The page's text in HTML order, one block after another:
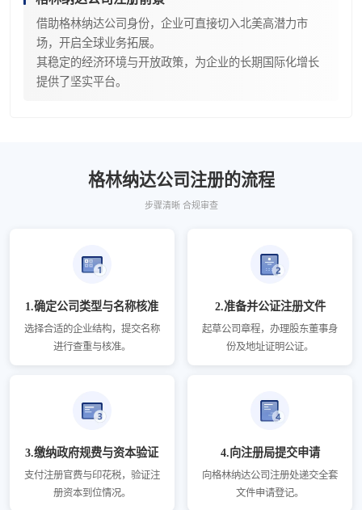
借助格林纳达公司身份，企业可直接切入北美高潜力市
场，开启全球业务拓展。
其稳定的经济环境与开放政策，为企业的长期国际化增长
提供了坚实平台。
格林纳达公司注册的流程
步骤清晰 合规审查
1.确定公司类型与名称核准
选择合适的企业结构，提交名称
进行查重与核准。
2.准备并公证注册文件
起草公司章程，办理股东董事身
份及地址证明公证。
3.缴纳政府规费与资本验证
支付注册官费与印花税，验证注
册资本到位情况。
4.向注册局提交申请
向格林纳达公司注册处递交全套
文件申请登记。